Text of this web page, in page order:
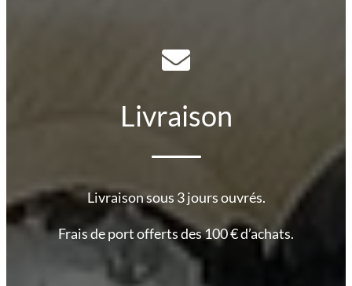
Livraison
Livraison sous 3 jours ouvrés.
Frais de port offerts des 100 € d’achats.